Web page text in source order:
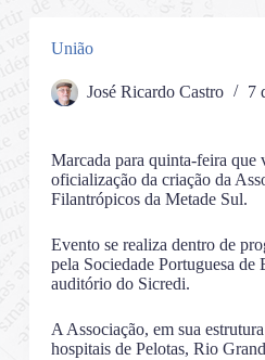
União
José Ricardo Castro 7
Marcada para quinta-feira que
oficialização da criação da
Filantrópicos da Metade Sul.
Evento se realiza dentro de
pela Sociedade Portuguesa de
auditório do Sicredi.
A Associação, em sua
hospitais de Pelotas, Rio